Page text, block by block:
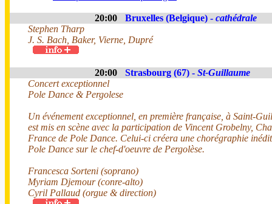
20:00 Bruxelles (Belgique) - cathédrale
Stephen Tharp
J. S. Bach, Baker, Vierne, Dupré
20:00 Strasbourg (67) - St-Guillaume
Concert exceptionnel
Pole Dance & Pergolese
Un événement exceptionnel, en première française, à Saint-
est mis en scène avec la participation de Vincent Grobelny,
France de Pole Dance. Celui-ci créera une chorégraphie
Pole Dance sur le chef-d'oeuvre de Pergolèse.
Francesca Sorteni (soprano)
Myriam Djemour (conre-alto)
Cyril Pallaud (orgue & direction)